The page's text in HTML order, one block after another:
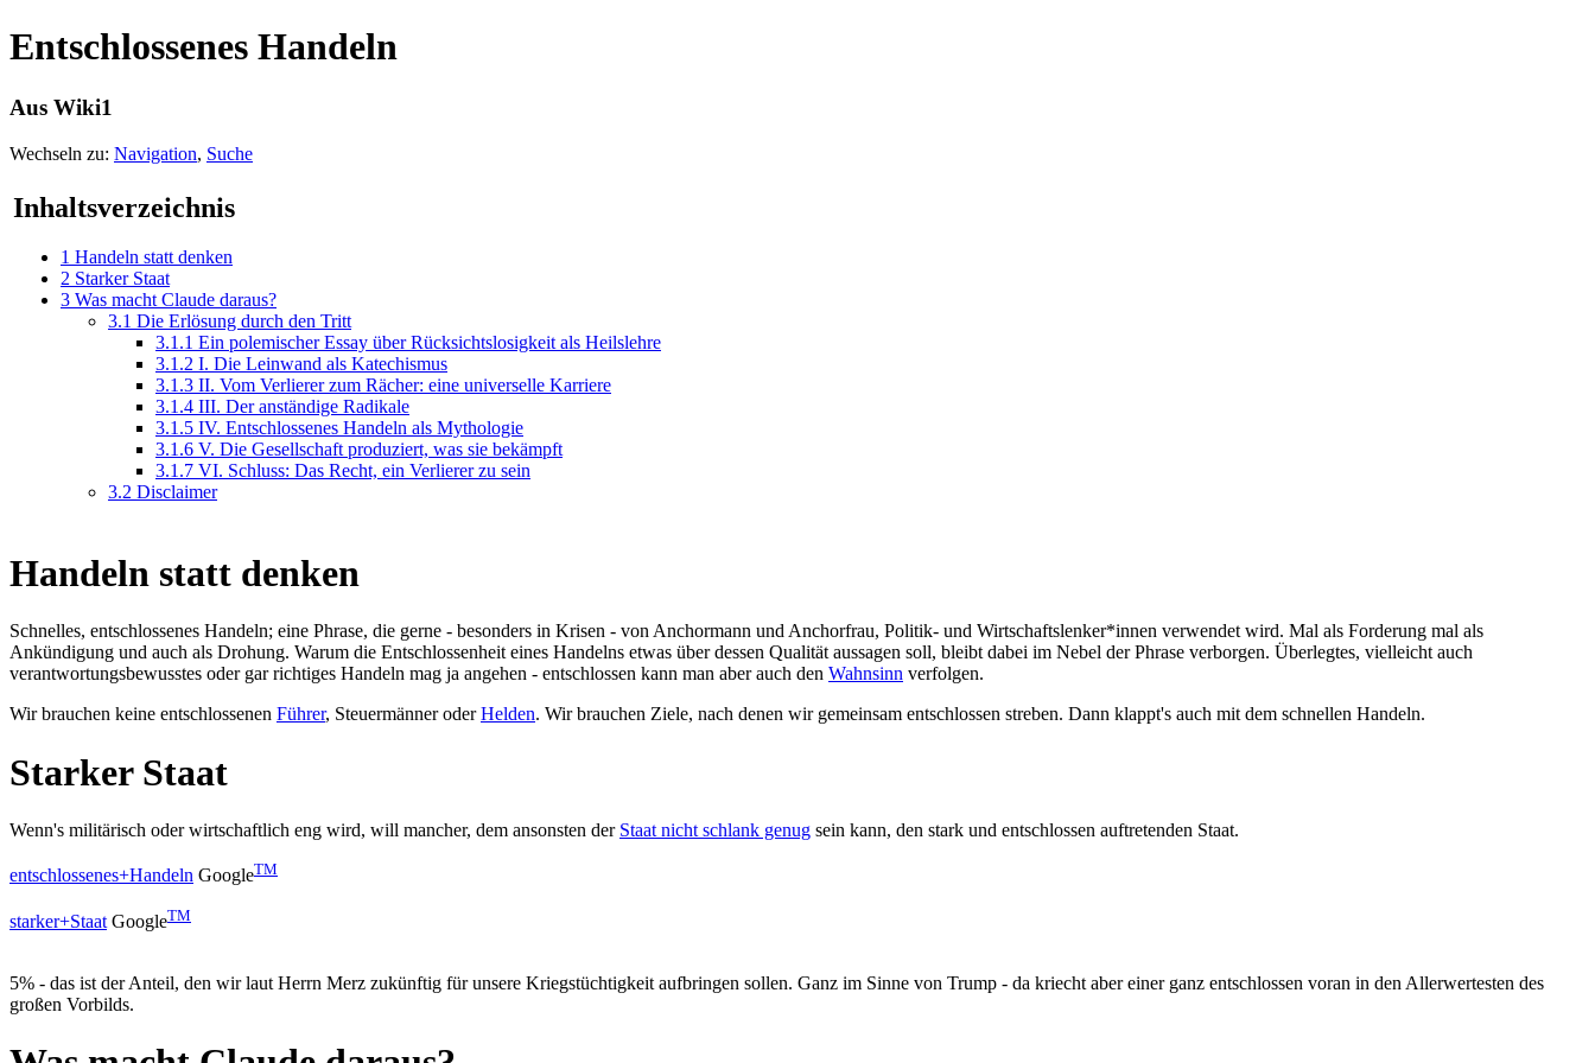
Entschlossenes Handeln
Aus Wiki1
Wechseln zu: Navigation, Suche
Inhaltsverzeichnis
1 Handeln statt denken
2 Starker Staat
3 Was macht Claude daraus?
3.1 Die Erlösung durch den Tritt
3.1.1 Ein polemischer Essay über Rücksichtslosigkeit als Heilslehre
3.1.2 I. Die Leinwand als Katechismus
3.1.3 II. Vom Verlierer zum Rächer: eine universelle Karriere
3.1.4 III. Der anständige Radikale
3.1.5 IV. Entschlossenes Handeln als Mythologie
3.1.6 V. Die Gesellschaft produziert, was sie bekämpft
3.1.7 VI. Schluss: Das Recht, ein Verlierer zu sein
3.2 Disclaimer
Handeln statt denken
Schnelles, entschlossenes Handeln; eine Phrase, die gerne - besonders in Krisen - von Anchormann und Anchorfrau, Politik- und Wirtschaftslenker*innen verwendet wird. Mal als Forderung mal als
Ankündigung und auch als Drohung. Warum die Entschlossenheit eines Handelns etwas über dessen Qualität aussagen soll, bleibt dabei im Nebel der Phrase verborgen. Überlegtes, vielleicht auch
verantwortungsbewusstes oder gar richtiges Handeln mag ja angehen - entschlossen kann man aber auch den Wahnsinn verfolgen.
Wir brauchen keine entschlossenen Führer, Steuermänner oderHelden. Wir brauchen Ziele, nach denen wir gemeinsam entschlossen streben. Dann klappt's auch mit dem schnellen Handeln.
Starker Staat
Wenn's militärisch oder wirtschaftlich eng wird, will mancher, dem ansonsten der Staat nicht schlank genug sein kann, den stark und entschlossen auftretenden Staat.
entschlossenes+Handeln GoogleTM
starker+Staat GoogleTM
5% - das ist der Anteil, den wir laut Herrn Merz zukünftig für unsere Kriegstüchtigkeit aufbringen sollen. Ganz im Sinne von Trump - da kriecht aber einer ganz entschlossen voran in den Allerwertesten des
großen Vorbilds.